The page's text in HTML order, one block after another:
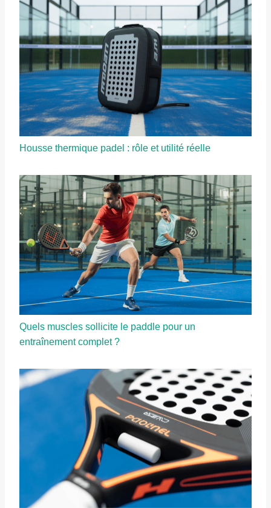
Housse thermique padel : rôle et utilité réelle
Quels muscles sollicite le paddle pour un
entraînement complet ?